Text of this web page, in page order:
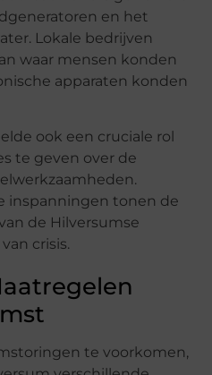
en het
Lokale bedrijven
waar mensen konden
apparaten konden
ook een cruciale rol
te geven over de
inspanningen tonen de
de Hilversumse
crisis.
te voorkomen,